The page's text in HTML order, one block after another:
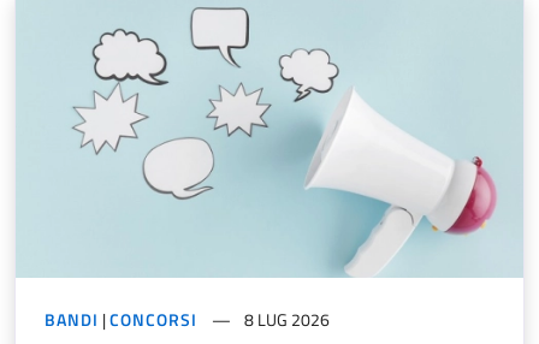
BANDI |CONCORSI 8 LUG 2026